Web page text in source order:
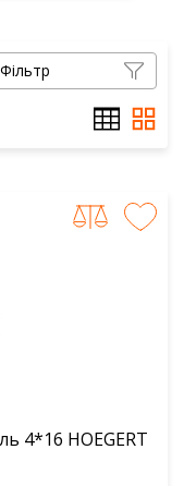
Фільтр
4*16 HOEGERT